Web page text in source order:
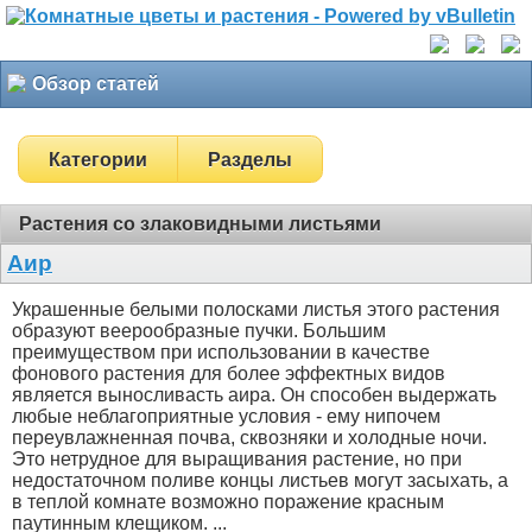
Обзор статей
Категории Разделы
Растения со злаковидными листьями
Аир
Украшенные белыми полосками листья этого растения
образуют веерообразные пучки. Большим
преимуществом при использовании в качестве
фонового растения для более эффектных видов
является выносливасть аира. Он способен выдержать
любые неблагоприятные условия - ему нипочем
переувлажненная почва, сквозняки и холодные ночи.
Это нетрудное для выращивания растение, но при
недостаточном поливе концы листьев могут засыхать, а
в теплой комнате возможно поражение красным
паутинным клещиком. ...